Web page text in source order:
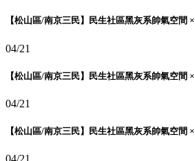
【松山區/南京三民】民生社區黑灰系帥氣空間
04/21
【松山區/南京三民】民生社區黑灰系帥氣空間
04/21
【松山區/南京三民】民生社區黑灰系帥氣空間